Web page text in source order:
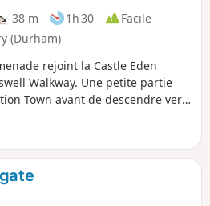
-38 m 1h 30
Facile
(Durham)
rejoint la Castle Eden
Walkway. Une petite partie
Town avant de descendre vers
escarpées, souvent avec un
traversé le village de Castle
cyclable bien aménagée. Un
est indiqué dans la description.